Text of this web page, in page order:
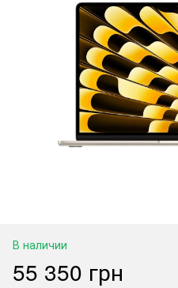
В наличии
55 350 грн